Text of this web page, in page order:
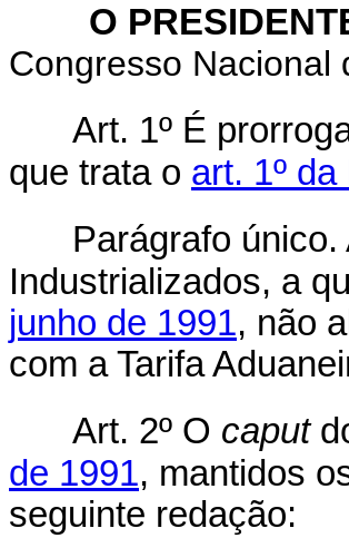
O
Congresso Nacional
Art. 1º É
que trata o art. 1º
Parágrafo
Industrializados, a
junho de 1991, não
com a Tarifa
Art. 2º O caput
de 1991, mantidos
seguinte redação: